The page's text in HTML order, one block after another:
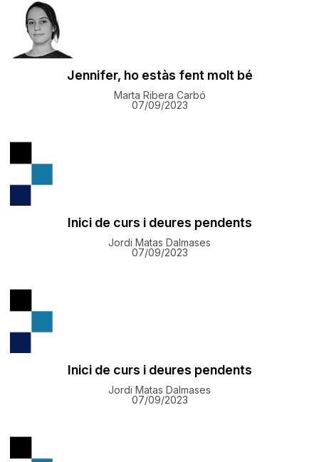
Jennifer, ho estàs fent molt bé
Marta Ribera Carbó
07/09/2023
Inici de curs i deures pendents
Jordi Matas Dalmases
07/09/2023
Inici de curs i deures pendents
Jordi Matas Dalmases
07/09/2023